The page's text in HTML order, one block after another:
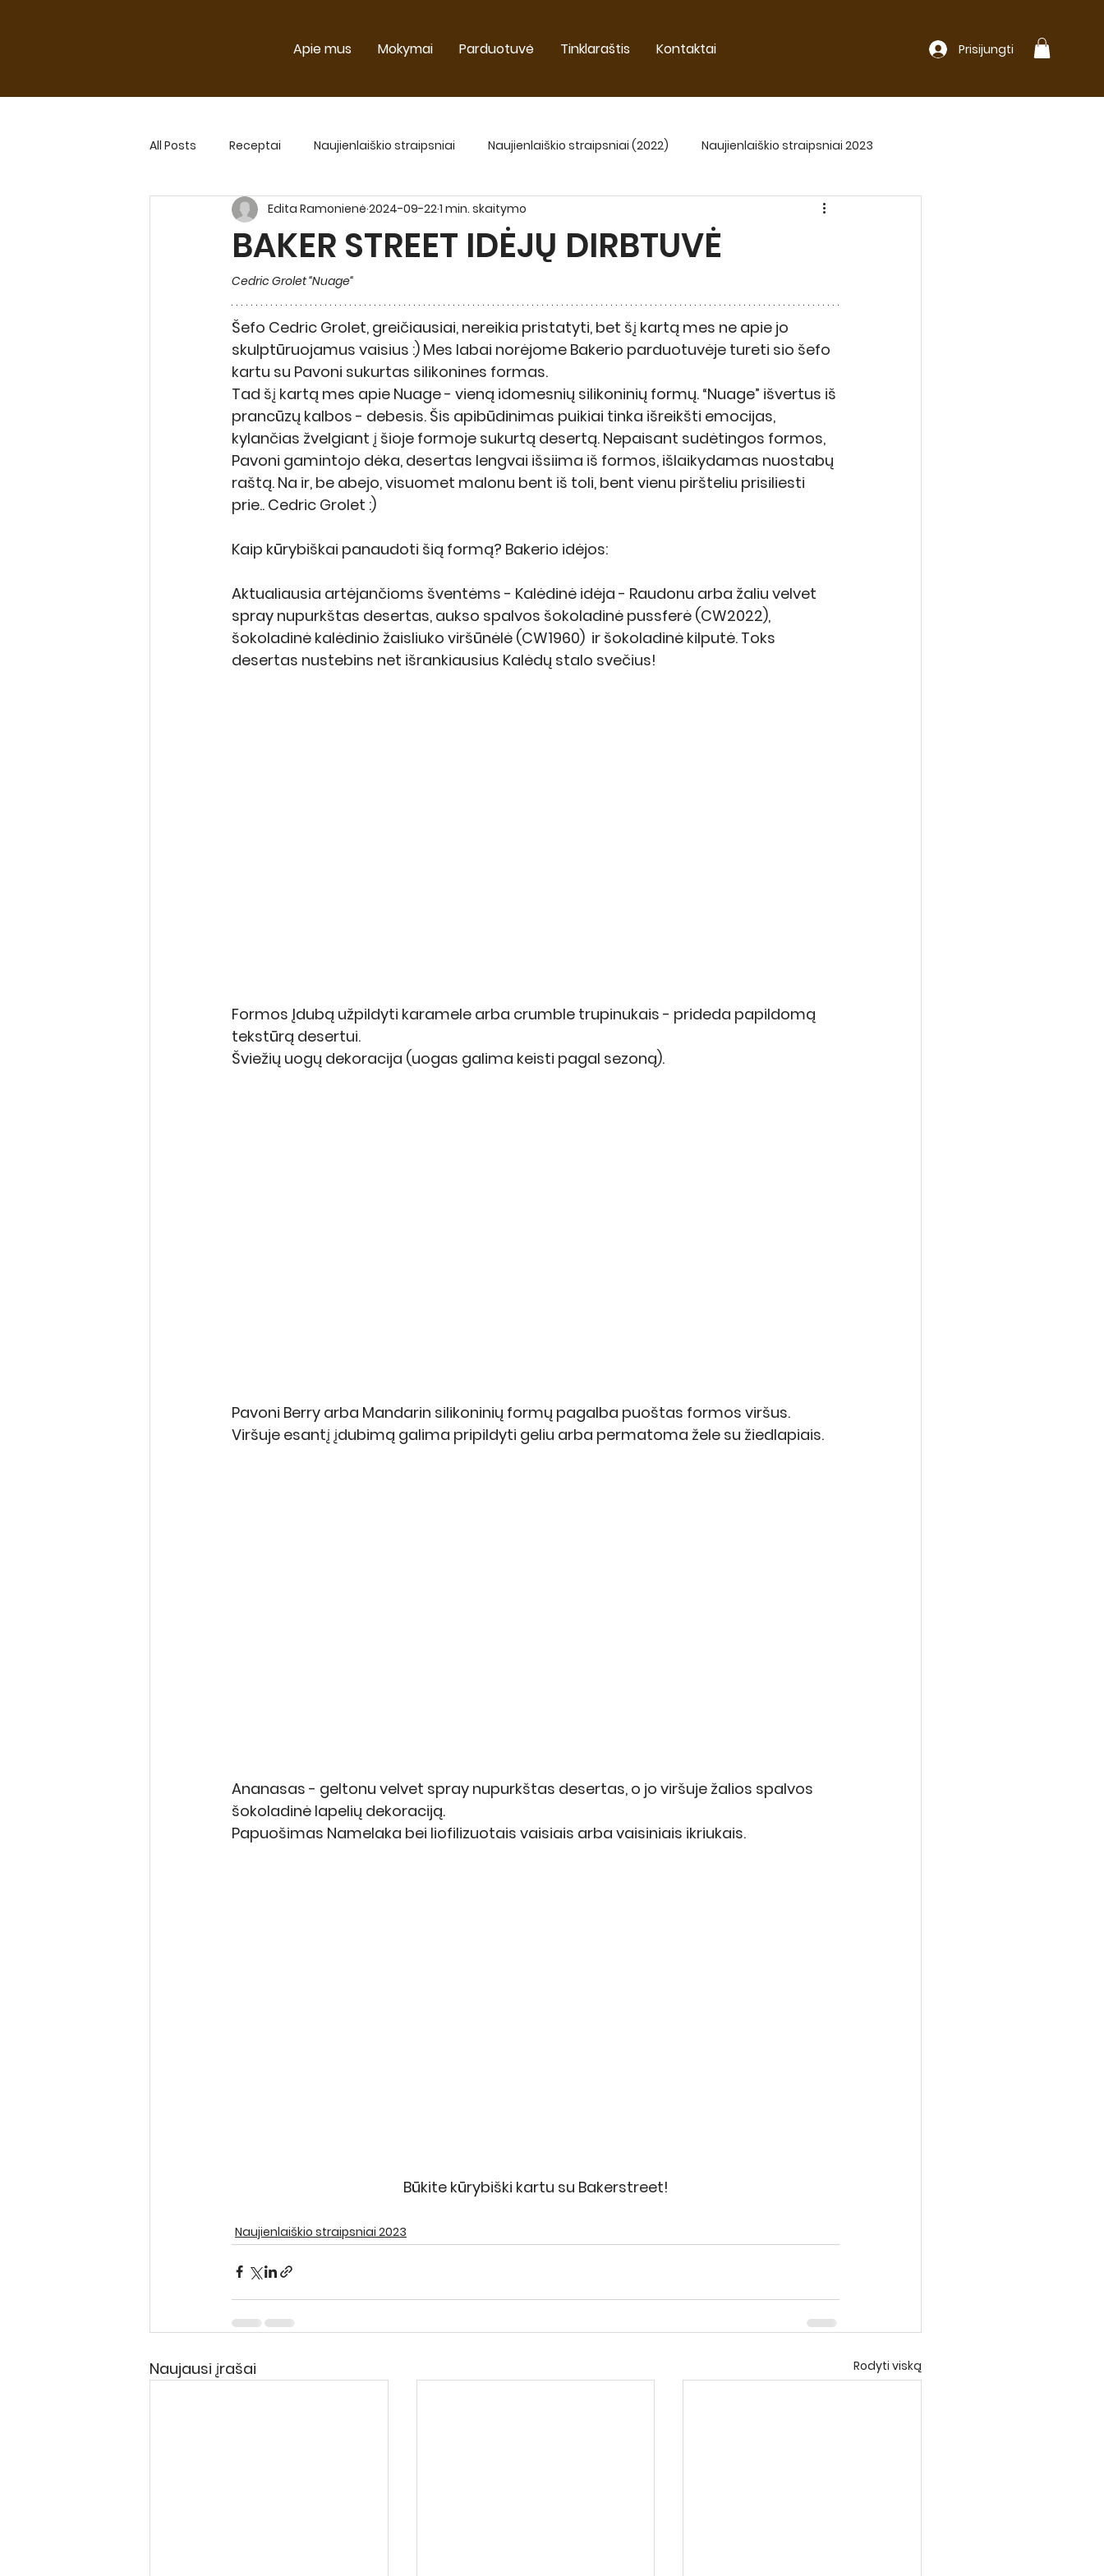
Prisijungti
Apie mus Mokymai Parduotuvė Tinklaraštis Kontaktai
All Posts Receptai Naujienlaiškio straipsniai Naujienlaiškio straipsniai (2022) Naujienlaiškio straipsniai 2023
Naujienlaiškio straipsniai 2024 Naujienlaiškio straipsniai 2025
BAKER STREET IDĖJŲ DIRBTUVĖ
Edita Ramonienė 2024-09-221 min. skaitymo
Cedric Grolet “Nuage“
Šefo Cedric Grolet, greičiausiai, nereikia pristatyti, bet šį kartą mes ne apie jo
skulptūruojamus vaisius :) Mes labai norėjome Bakerio parduotuvėje tureti sio šefo
kartu su Pavoni sukurtas silikonines formas.
Tad šį kartą mes apie Nuage - vieną idomesnių silikoninių formų. “Nuage” išvertus iš
prancūzų kalbos - debesis. Šis apibūdinimas puikiai tinka išreikšti emocijas,
kylančias žvelgiant į šioje formoje sukurtą desertą. Nepaisant sudėtingos formos,
Pavoni gamintojo dėka, desertas lengvai išsiima iš formos, išlaikydamas nuostabų
raštą. Na ir, be abejo, visuomet malonu bent iš toli, bent vienu piršteliu prisiliesti
prie.. Cedric Grolet :)
Kaip kūrybiškai panaudoti šią formą? Bakerio idėjos:
Aktualiausia artėjančioms šventėms - Kalėdinė idėja - Raudonu arba žaliu velvet
spray nupurkštas desertas, aukso spalvos šokoladinė pussferė (CW2022),
šokoladinė kalėdinio žaisliuko viršūnėlė (CW1960)  ir šokoladinė kilputė. Toks
desertas nustebins net išrankiausius Kalėdų stalo svečius!
Formos Įdubą užpildyti karamele arba crumble trupinukais - prideda papildomą
tekstūrą desertui.
Šviežių uogų dekoracija (uogas galima keisti pagal sezoną).
Pavoni Berry arba Mandarin silikoninių formų pagalba puoštas formos viršus.
Viršuje esantį įdubimą galima pripildyti geliu arba permatoma žele su žiedlapiais.
Ananasas - geltonu velvet spray nupurkštas desertas, o jo viršuje žalios spalvos
šokoladinė lapelių dekoraciją.
Papuošimas Namelaka bei liofilizuotais vaisiais arba vaisiniais ikriukais.
Būkite kūrybiški kartu su Bakerstreet!
Naujienlaiškio straipsniai 2023
Naujausi įrašai Rodyti viską